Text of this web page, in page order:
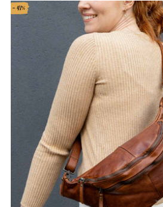
- 41%